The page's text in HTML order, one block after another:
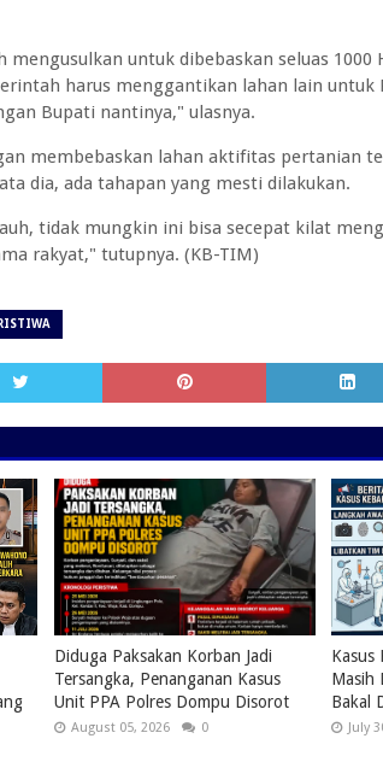
mengusulkan untuk dibebaskan seluas
harus menggantikan lahan lain untuk
Bupati nantinya," ulasnya.
membebaskan lahan aktifitas pertanian
dia, ada tahapan yang mesti dilakukan.
tidak mungkin ini bisa secepat kilat
rakyat," tutupnya. (KB-TIM)
Diduga Paksakan Korban Jadi
Tersangka, Penanganan Kasus
Unit PPA Polres Dompu Disorot
August 05, 2026 0
Kasus
Masih
Bakal
July